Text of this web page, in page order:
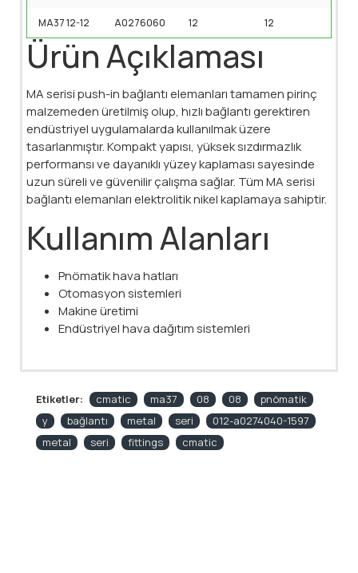
MA37 12-12 A0276060 12 12
Ürün Açıklaması
MA serisi push-in bağlantı elemanları tamamen pirinç
malzemeden üretilmiş olup, hızlı bağlantı gerektiren
endüstriyel uygulamalarda kullanılmak üzere
tasarlanmıştır. Kompakt yapısı, yüksek sızdırmazlık
performansı ve dayanıklı yüzey kaplaması sayesinde
uzun süreli ve güvenilir çalışma sağlar. Tüm MA serisi
bağlantı elemanları elektrolitik nikel kaplamaya sahiptir.
Kullanım Alanları
Pnömatik hava hatları
Otomasyon sistemleri
Makine üretimi
Endüstriyel hava dağıtım sistemleri
Etiketler: cmatic ma37 08 08
pnömatik
y
bağlantı metal seri
012-a0274040-1597
metal
seri fittings cmatic